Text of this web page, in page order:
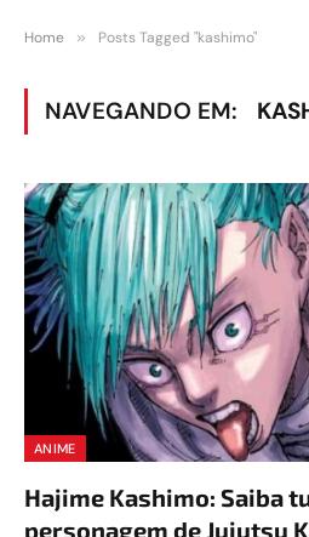
Home » Posts Tagged "kashimo"
NAVEGANDO EM:
ANIME
Hajime Kashimo: Saiba
personagem de Jujutsu